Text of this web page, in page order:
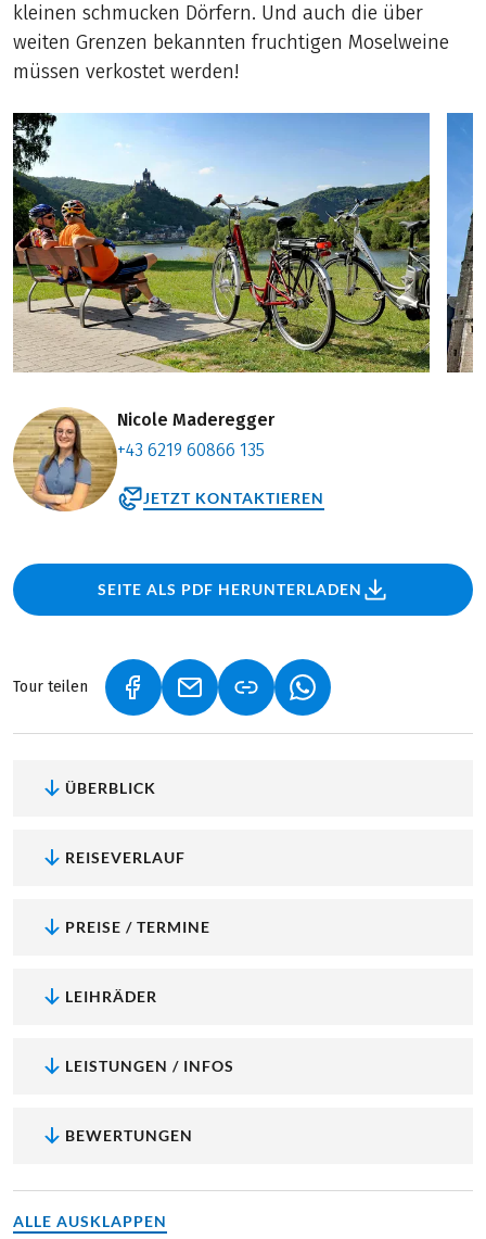
kleinen schmucken Dörfern. Und auch die über
weiten Grenzen bekannten fruchtigen Moselweine
müssen verkostet werden!
Nicole Maderegger
+43 6219 60866 135
JETZT KONTAKTIEREN
SEITE ALS PDF HERUNTERLADEN
Tour teilen (LINK ÖFFNET IN NEUEM TAB)
(LINK ÖFFNET IN NEUEM TAB)
(LINK ÖFFNET IN
ÜBERBLICK
REISEVERLAUF
PREISE / TERMINE
LEIHRÄDER
LEISTUNGEN / INFOS
BEWERTUNGEN
ALLE AUSKLAPPEN